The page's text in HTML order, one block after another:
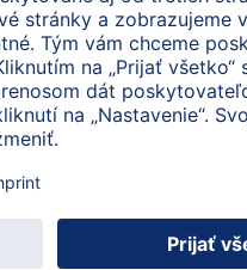
prikrmovanie pod
Prvúbielu mrkvu, BIO
napr. príkrm Prvá
– pomaly plynule a v
alebo 1-2 piškóty).